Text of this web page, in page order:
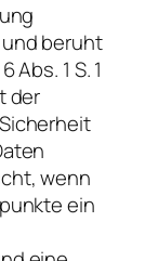
beruht
1 S. 1
der
wenn
ein